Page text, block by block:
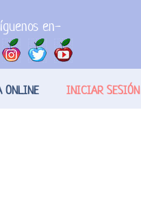
en-
ONLINE INICIAR SESIÓN